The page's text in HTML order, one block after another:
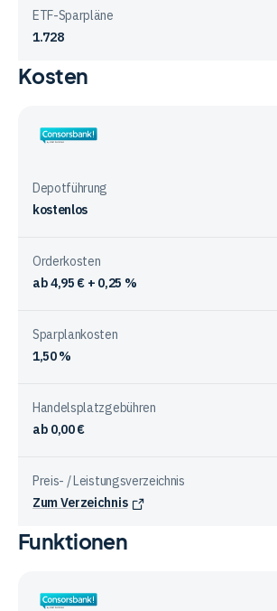
ETF-Sparpläne
1.728
Vergleichstabelle
Anbietern
Kosten
Depotführung
kostenlos
Orderkosten
ab 4,95 € + 0,25 %
Sparplankosten
1,50 %
Handelsplatzgebühren
ab 0,00 €
Preis- / Leistungsverzeichnis
Zum Verzeichnis
Vergleichstabelle
Kosten
Funktionen